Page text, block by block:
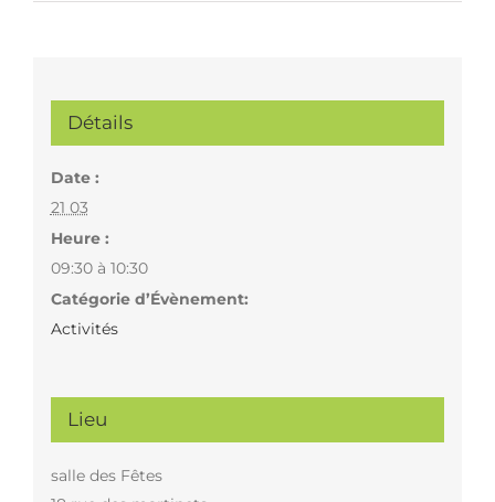
Détails
Date :
21 03
Heure :
09:30 à 10:30
Catégorie d’Évènement:
Activités
Lieu
salle des Fêtes